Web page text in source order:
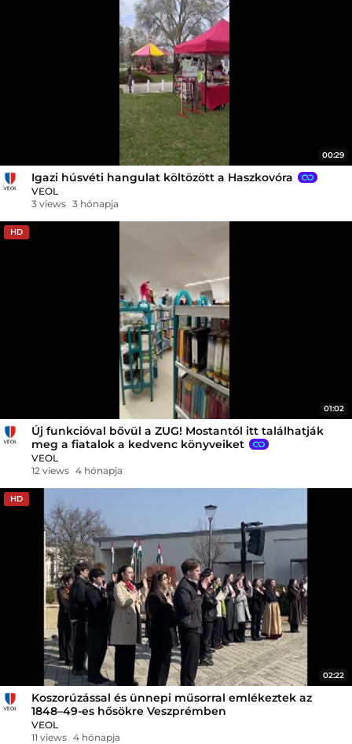
00:29
Igazi húsvéti hangulat költözött a Haszkovóra
VEOL
3 views 3 hónapja
HD
01:02
Új funkcióval bővül a ZUG! Mostantól itt találhatják
meg a fiatalok a kedvenc könyveiket
VEOL
12 views 4 hónapja
HD
02:22
Koszorúzással és ünnepi műsorral emlékeztek az
1848–49-es hősökre Veszprémben
VEOL
11 views 4 hónapja